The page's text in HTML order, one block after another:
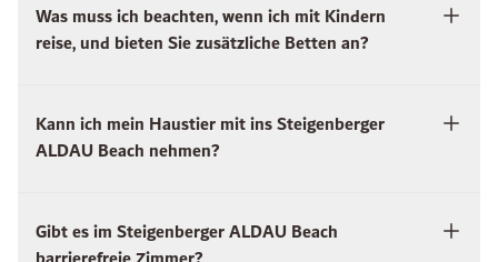
Was muss ich beachten, wenn ich mit Kindern
reise, und bieten Sie zusätzliche Betten an?
Kann ich mein Haustier mit ins Steigenberger
ALDAU Beach nehmen?
Gibt es im Steigenberger ALDAU Beach